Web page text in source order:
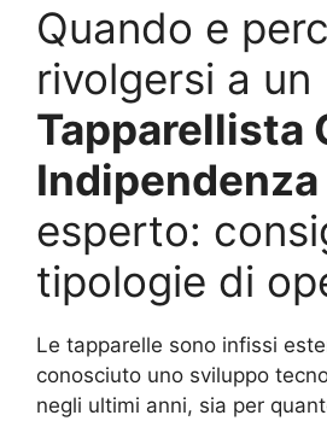
Quando e
rivolgersi a un
Tapparellista
esperto:
tipologie di
Le tapparelle sono infissi
conosciuto uno sviluppo
negli ultimi anni, sia per